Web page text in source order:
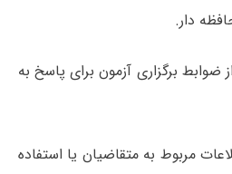
دار.
برگزاری آزمون برای پاسخ به
مربوط به متقاضیان یا استفاده